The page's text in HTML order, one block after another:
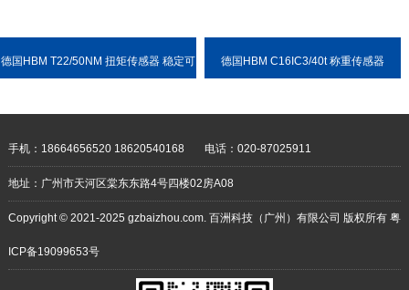
德国HBM T22/50NM 扭矩传感器 稳定可 德国HBM C16IC3/40t 称重传感器
手机：18664656520 18620540168 电话：020-87025911
地址：广州市天河区棠东东路4号四楼02房A08
Copyright © 2021-2025 gzbaizhou.com. 百洲科技（广州）有限公司 版权所有 粤
ICP备19099653号